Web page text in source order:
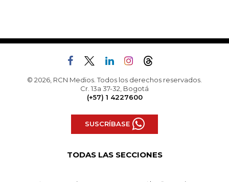
© 2026, RCN Medios. Todos los derechos reservados.
Cr. 13a 37-32, Bogotá
(+57) 1 4227600
SUSCRÍBASE
TODAS LAS SECCIONES